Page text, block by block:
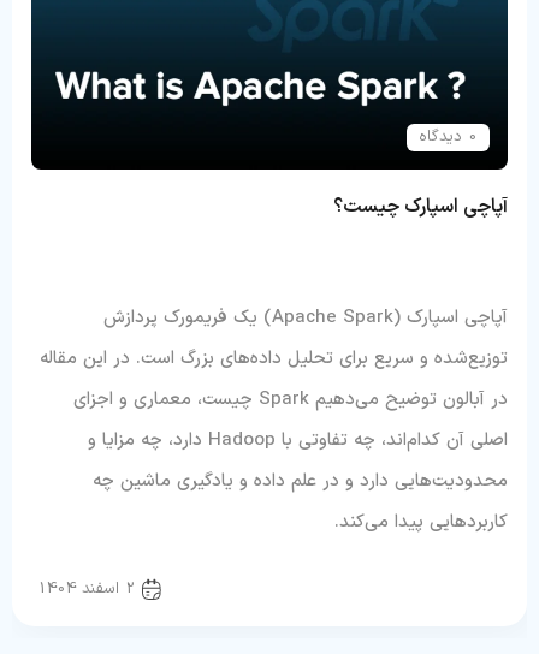
0 دیدگاه
آپاچی اسپارک چیست؟
آپاچی اسپارک (Apache Spark) یک فریمورک پردازش
توزیع‌شده و سریع برای تحلیل داده‌های بزرگ است. در این مقاله
در آبالون توضیح می‌دهیم Spark چیست، معماری و اجزای
اصلی آن کدام‌اند، چه تفاوتی با Hadoop دارد، چه مزایا و
محدودیت‌هایی دارد و در علم داده و یادگیری ماشین چه
کاربردهایی پیدا می‌کند.
2 اسفند 1404